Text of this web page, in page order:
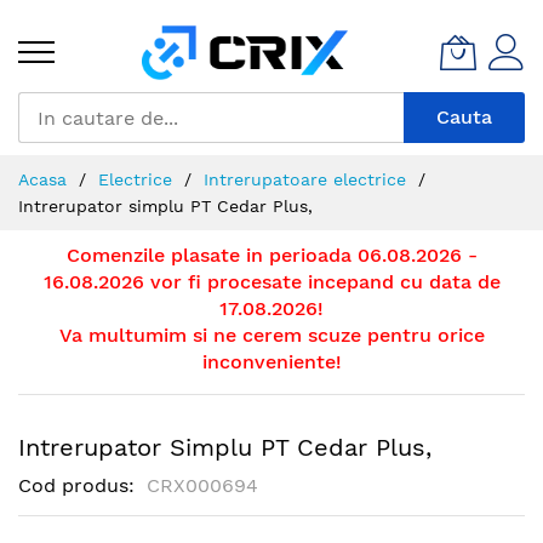
Continut
Cauta
Acasa Electrice
Intrerupatoare electrice
Intrerupator simplu PT Cedar Plus,
Comenzile plasate in perioada 06.08.2026 -
16.08.2026 vor fi procesate incepand cu data de
17.08.2026!
Va multumim si ne cerem scuze pentru orice
inconveniente!
Intrerupator Simplu PT Cedar Plus,
Cod produs CRX000694